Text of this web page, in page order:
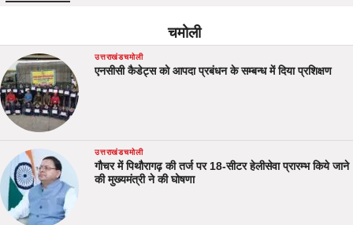
चमोली
उत्तराखंडचमोली
एनसीसी कैडेट्स को आपदा प्रबंधन के सम्बन्ध में दिया प्रशिक्षण
उत्तराखंडचमोली
गौचर में पिथौरागढ़ की तर्ज पर 18-सीटर हेलीसेवा प्रारम्भ किये जाने
की मुख्यमंत्री ने की घोषणा